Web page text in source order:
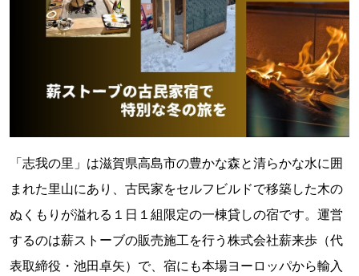
「志我の里」は滋賀県高島市の豊かな森と清らかな水に囲
まれた里山にあり、古民家をセルフビルドで移築した木の
ぬくもりが溢れる１日１組限定の一棟貸しの宿です。運営
するのは薪ストーブの販売施工を行う株式会社薪来歩（代
表取締役・池田卓矢）で、宿にも本場ヨーロッパから輸入